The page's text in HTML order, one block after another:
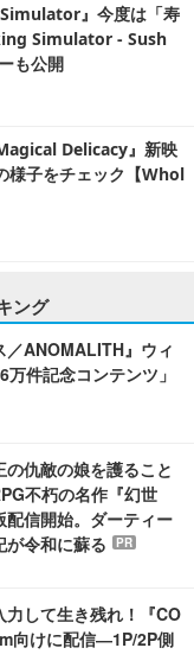
』今度は「寿
Simulator - Sush
も公開
Delicacy』新映
様子をチェック【Whol
ング
／ANOMALITH』ウィ
件記念コンテンツ」
仇敵の娘を護ること
不朽の名作『幻世
配信開始。ダーティー
が令和に蘇る
PR
力して生き残れ！『CO
向けに配信―1P/2P側